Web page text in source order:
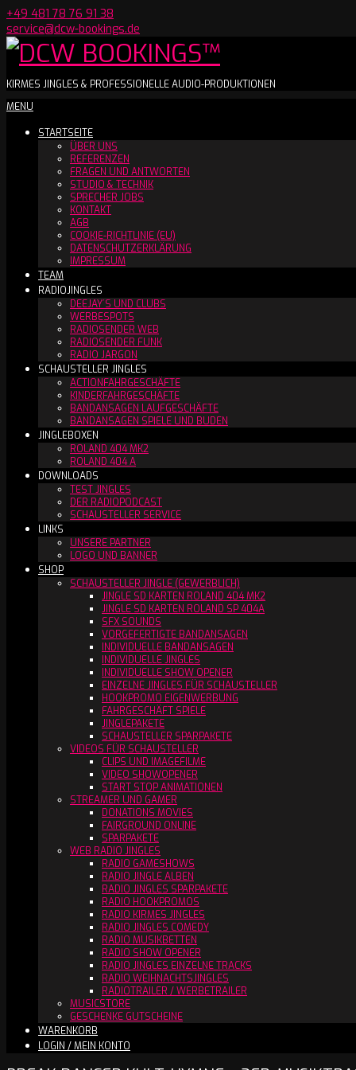
Skip
to
content
+49 481 78 76 91 38
service@dcw-bookings.de
DCW
BOOKINGS™
KIRMES JINGLES & PROFESSIONELLE AUDIO-PRODUKTIONEN
Secondary
Menu
MENU
STARTSEITE
ÜBER UNS
REFERENZEN
FRAGEN UND ANTWORTEN
STUDIO & TECHNIK
SPRECHER JOBS
KONTAKT
AGB
COOKIE-RICHTLINIE (EU)
DATENSCHUTZERKLÄRUNG
IMPRESSUM
TEAM
RADIOJINGLES
DEEJAY´S UND CLUBS
WERBESPOTS
RADIOSENDER WEB
RADIOSENDER FUNK
RADIO JARGON
SCHAUSTELLER JINGLES
ACTIONFAHRGESCHÄFTE
KINDERFAHRGESCHÄFTE
BANDANSAGEN LAUFGESCHÄFTE
BANDANSAGEN SPIELE UND BUDEN
JINGLEBOXEN
ROLAND 404 MK2
ROLAND 404 A
DOWNLOADS
TEST JINGLES
DER RADIOPODCAST
SCHAUSTELLER SERVICE
LINKS
UNSERE PARTNER
LOGO UND BANNER
SHOP
SCHAUSTELLER JINGLE (GEWERBLICH)
JINGLE SD KARTEN ROLAND 404 MK2
JINGLE SD KARTEN ROLAND SP 404A
SFX SOUNDS
VORGEFERTIGTE BANDANSAGEN
INDIVIDUELLE BANDANSAGEN
INDIVIDUELLE JINGLES
INDIVIDUELLE SHOW OPENER
EINZELNE JINGLES FÜR SCHAUSTELLER
HOOKPROMO EIGENWERBUNG
FAHRGESCHÄFT SPIELE
JINGLEPAKETE
SCHAUSTELLER SPARPAKETE
VIDEOS FÜR SCHAUSTELLER
CLIPS UND IMAGEFILME
VIDEO SHOWOPENER
START STOP ANIMATIONEN
STREAMER UND GAMER
DONATIONS MOVIES
FAIRGROUND ONLINE
SPARPAKETE
WEB RADIO JINGLES
RADIO GAMESHOWS
RADIO JINGLE ALBEN
RADIO JINGLES SPARPAKETE
RADIO HOOKPROMOS
RADIO KIRMES JINGLES
RADIO JINGLES COMEDY
RADIO MUSIKBETTEN
RADIO SHOW OPENER
RADIO JINGLES EINZELNE TRACKS
RADIO WEIHNACHTSJINGLES
RADIOTRAILER / WERBETRAILER
MUSICSTORE
GESCHENKE GUTSCHEINE
WARENKORB
LOGIN / MEIN KONTO